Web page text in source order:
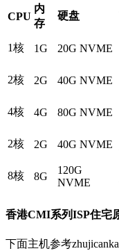
CPU
内
存
硬盘
1核 1G 20G NVME
2核 2G 40G NVME
4核 4G 80G NVME
2核 2G 40G NVME
8核 8G
120G
NVME
香港CMI系列ISP住宅
下面主机参考